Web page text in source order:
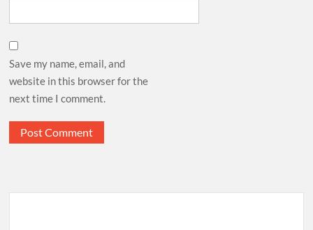
Save my name, email, and
website in this browser for the
next time I comment.